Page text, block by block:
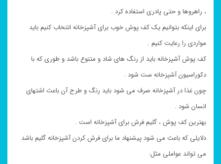
، راهروها و حتی پادری استفاده کرد .
برای اینکه بتوانیم یک کف پوش خوب برای آشپزخانه انتخاب کنیم باید
مواردی را رعایت کنیم .
کف پوش آشپزخانه باید از رنگ های شاد و متنوع باشد و طوری که با
دکوراسیون آشپزخانه ست شود .
چون غذا در آشپزخانه صرف می شود باید رنگ و طرح آن باعث اشتهای
انسان شود .
بهترین کف پوش ، گلیم فرش برای آشپزخانه است .
دلایلی که باعث می شود پیشنهاد ما برای فرش کردن آشپزخانه گلیم باشد
می تواند عواملی مثل: